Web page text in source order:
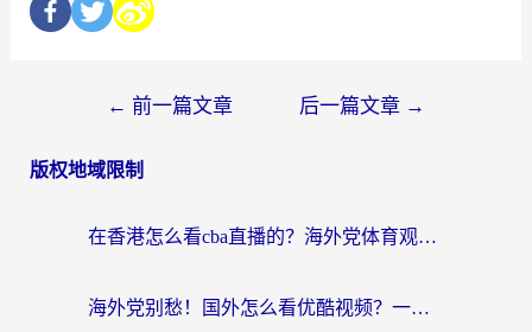
← 前一篇文章 后一篇文章 →
版权地域限制
在香港怎么看cba直播的？海外党体育观赛终极指南：告别版权限制，畅享中文解说
海外党别愁！国外怎么看优酷视频？一招解决追剧、看直播难题